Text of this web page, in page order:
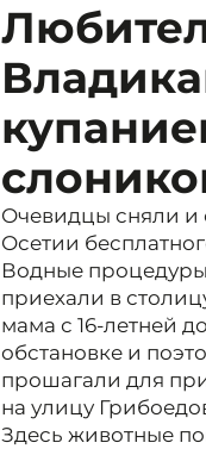
Очевидцы сняли и
Осетии
Водные
приехали в
мама с 16-летней
обстановке и
прошагали для
на улицу
Здесь животные